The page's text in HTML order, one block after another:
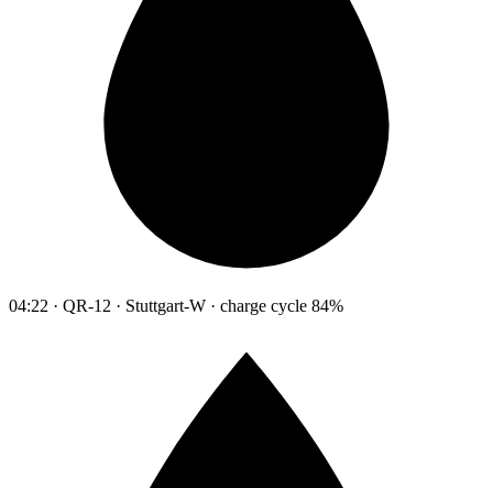
04:22 · QR-12 · Stuttgart-W · charge cycle 84%